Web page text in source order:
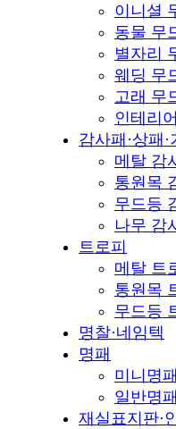
이니셜
동물 무
별자리
웨딩 무
고래 무
인테리
감사패·상패·
메탈 감
통원목
무드등
나무 감
트로피
메탈 트
통원목
무드등
명찰·네임텍
명패
미니명
일반명패
재실표지판·